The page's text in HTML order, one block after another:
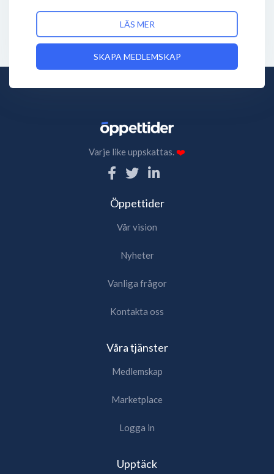
LÄS MER
SKAPA MEDLEMSKAP
Varje like uppskattas.❤️
Öppettider
Vår vision
Nyheter
Vanliga frågor
Kontakta oss
Våra tjänster
Medlemskap
Marketplace
Logga in
Upptäck